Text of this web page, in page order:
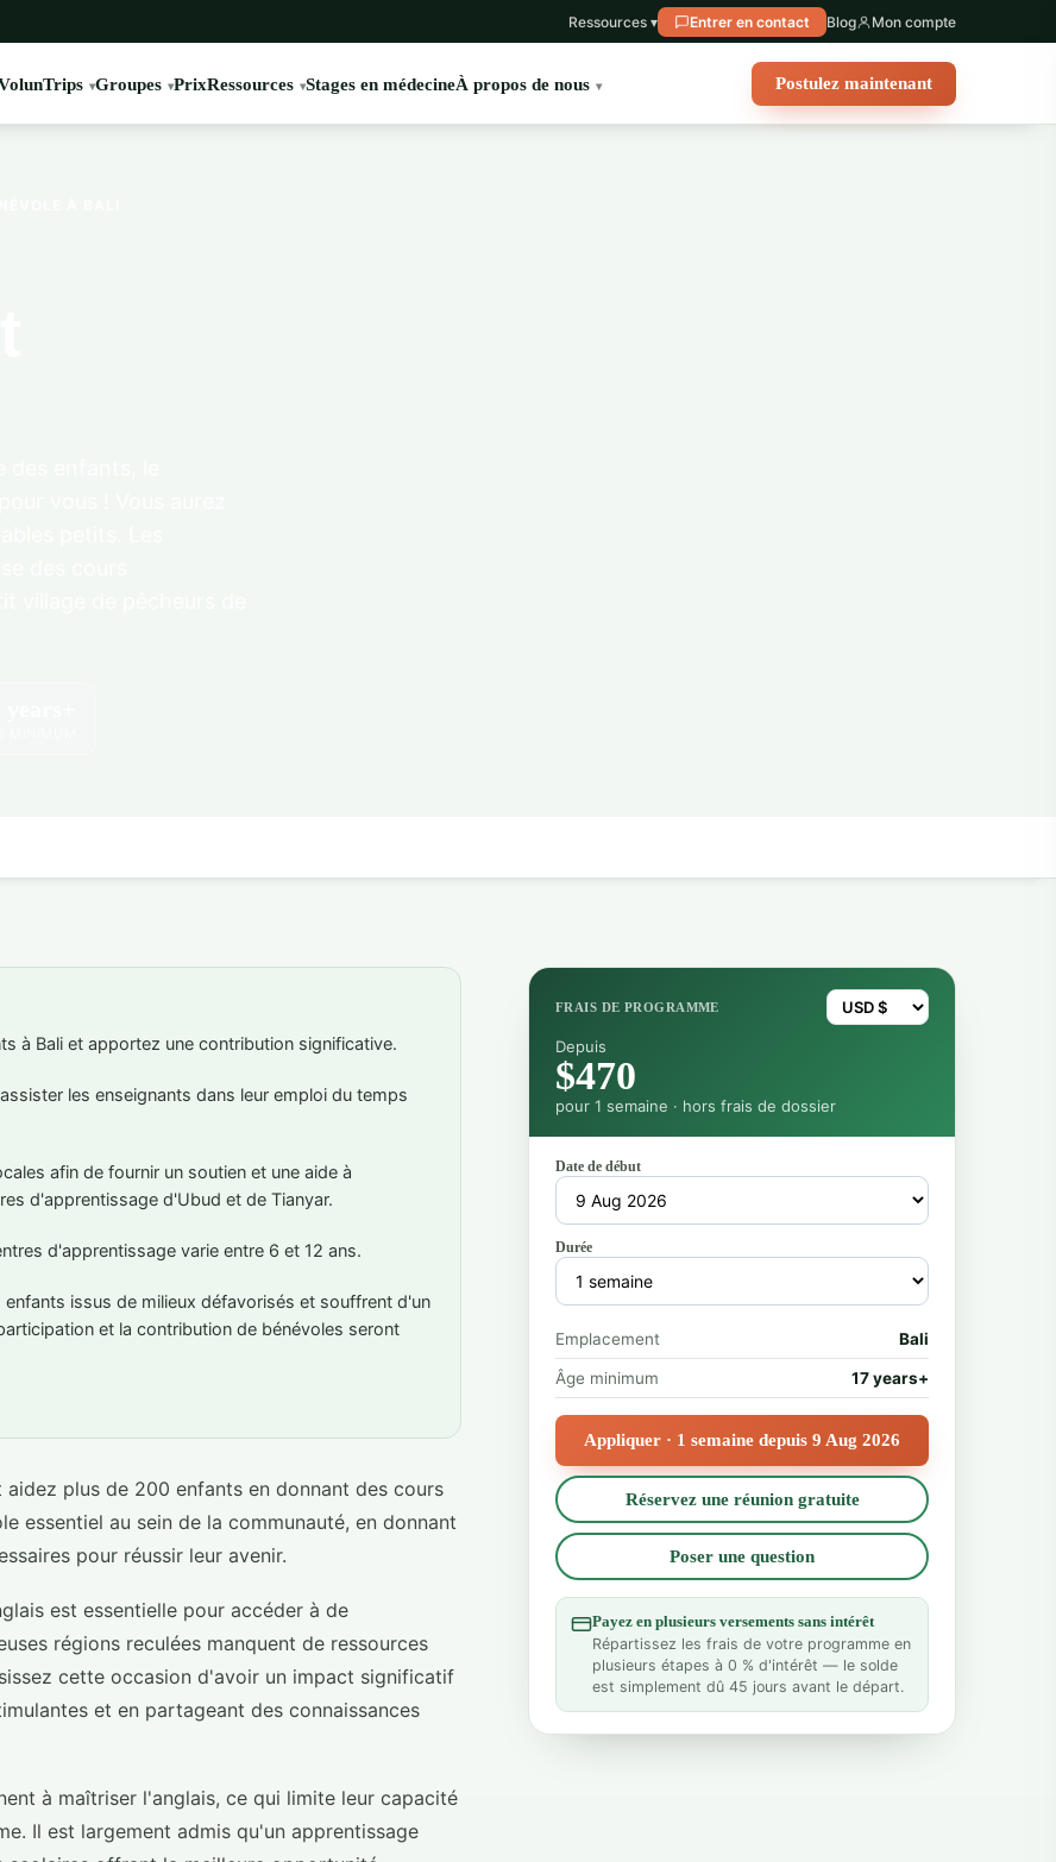
Ressources ▾ Entrer en contact Blog Mon compte
Groupes PrixRessources Stages en médecineÀ propos de nous Postulez maintenant
à Bali et apportez une contribution significative.
les enseignants dans leur emploi du temps
afin de fournir un soutien et une aide à
d'apprentissage d'Ubud et de Tianyar.
d'apprentissage varie entre 6 et 12 ans.
issus de milieux défavorisés et souffrent d'un
et la contribution de bénévoles seront
plus de 200 enfants en donnant des cours
essentiel au sein de la communauté, en donnant
pour réussir leur avenir.
est essentielle pour accéder à de
régions reculées manquent de ressources
cette occasion d'avoir un impact significatif
et en partageant des connaissances
à maîtriser l'anglais, ce qui limite leur capacité
Il est largement admis qu'un apprentissage
FRAIS DE PROGRAMME
Depuis
$470
pour 1 semaine · hors frais de dossier
Date de début
Durée
Emplacement Bali
Âge minimum 17 years+
Appliquer · 1 semaine depuis 9 Aug 2026
Réservez une réunion gratuite
Poser une question
Payez en plusieurs versements sans intérêt
Répartissez les frais de votre programme en
plusieurs étapes à 0 % d'intérêt — le solde
est simplement dû 45 jours avant le départ.